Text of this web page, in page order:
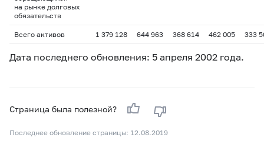
на рынке долговых
обязательств
Всего активов 1 379 128 644 963 368 614 462 005 333
Дата последнего обновления: 5 апреля 2002 года.
Страница была полезной?
Последнее обновление страницы: 12.08.2019